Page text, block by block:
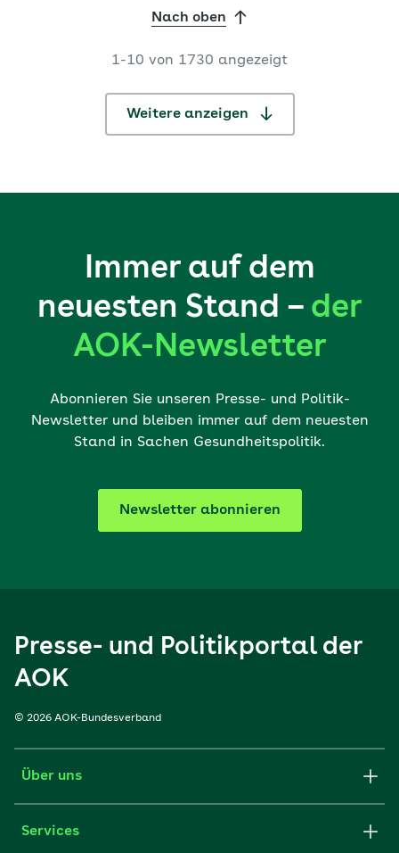
Darmspiegelungen im ambulanten und stationären
Nach oben
1-10 von 1730 angezeigt
Weitere anzeigen
Immer auf dem
neuesten Stand – der
AOK-Newsletter
Abonnieren Sie unseren Presse- und Politik-
Newsletter und bleiben immer auf dem neuesten
Stand in Sachen Gesundheitspolitik.
Newsletter abonnieren
Presse- und Politikportal der
AOK
© 2026 AOK-Bundesverband
Über uns
Services